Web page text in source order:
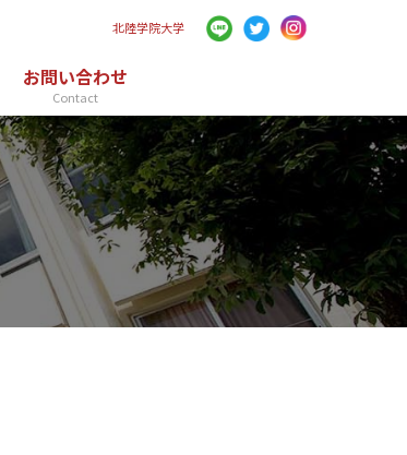
北陸学院大学
お問い合わせ
Contact